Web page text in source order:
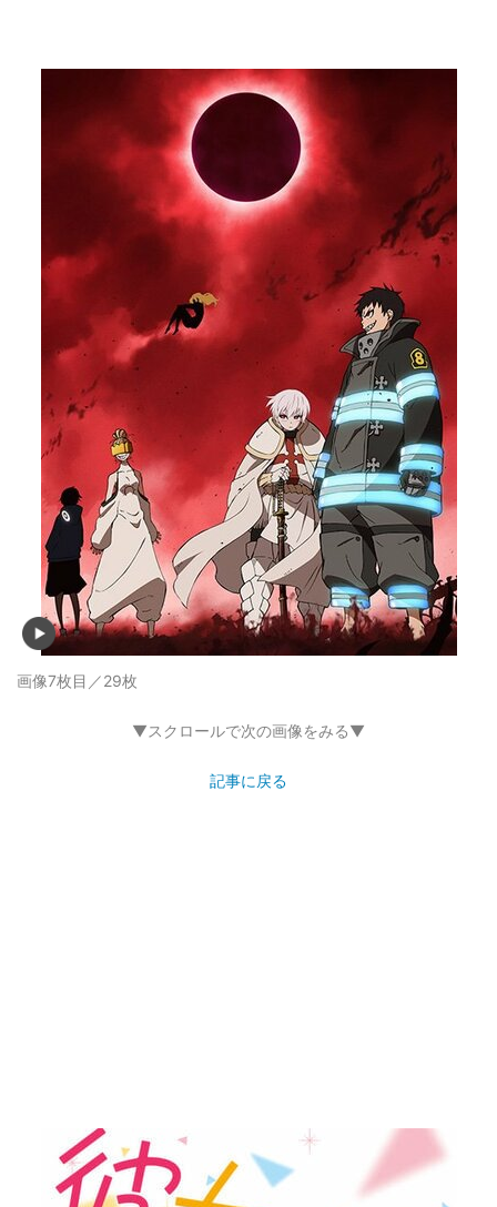
画像7枚目／29枚
▼スクロールで次の画像をみる▼
記事に戻る